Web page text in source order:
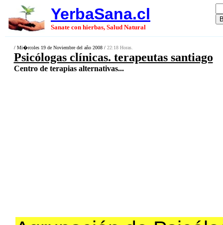
YerbaSana.cl
Sanate con hierbas, Salud Natural
/ Mi�rcoles 19 de Noviembre del año 2008 / 22:18 Horas.
Psicólogas clínicas. terapeutas santiago
Centro de terapias alternativas...